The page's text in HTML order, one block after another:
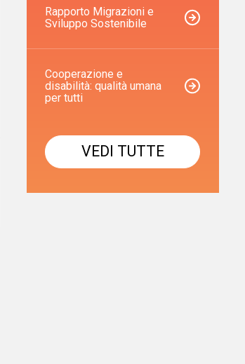
Rapporto Migrazioni e
Sviluppo Sostenibile
Cooperazione e
disabilità: qualità umana
per tutti
VEDI TUTTE